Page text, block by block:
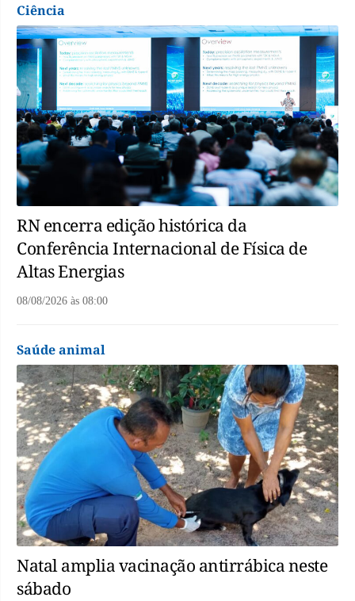
Ciência
RN encerra edição histórica da
Conferência Internacional de Física de
Altas Energias
08/08/2026 às 08:00
Saúde animal
Natal amplia vacinação antirrábica neste
sábado